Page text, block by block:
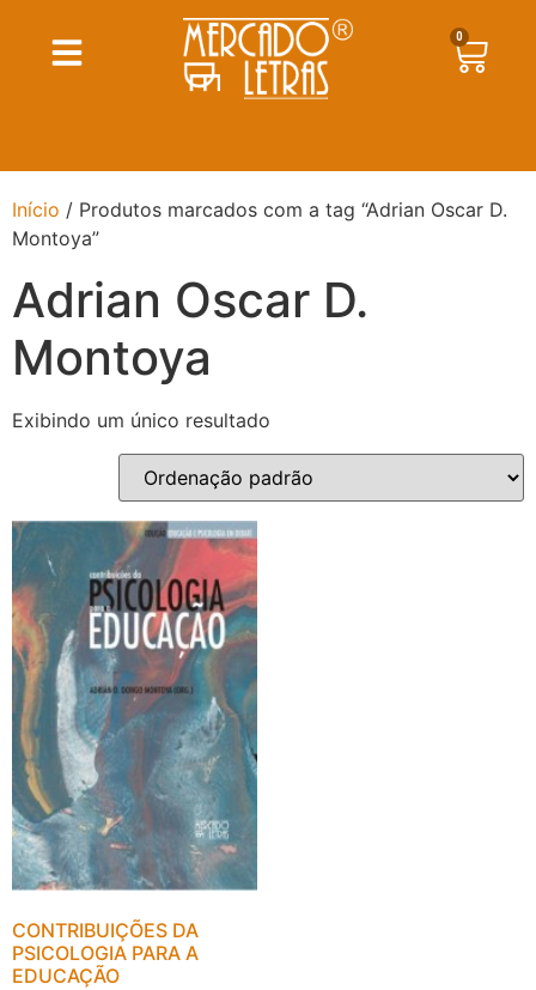
0
Início / Produtos marcados com a tag “Adrian Oscar D.
Montoya”
Adrian Oscar D.
Montoya
Exibindo um único resultado
CONTRIBUIÇÕES DA
PSICOLOGIA PARA A
EDUCAÇÃO